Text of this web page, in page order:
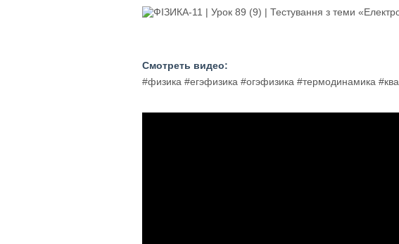
Смотреть видео:
#физика #егэфизика #огэфизика #термодинамика